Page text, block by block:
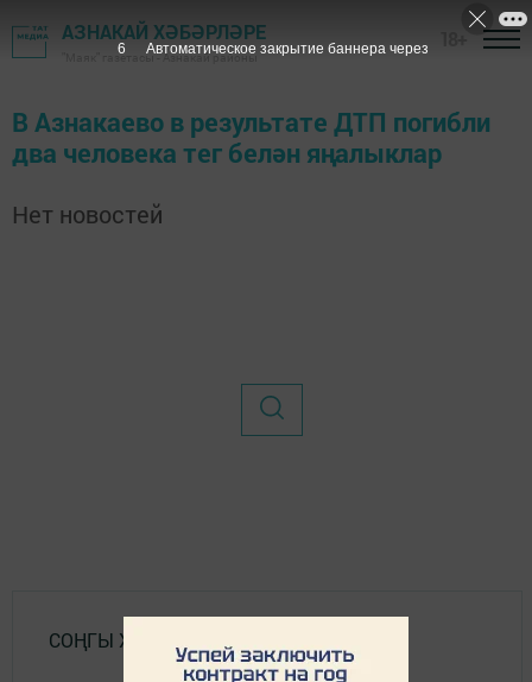
АЗНАКАЙ ХӘБӘРЛӘРЕ
"Маяк" газетасы - Азнакай районы
В Азнакаево в результате ДТП погибли
два человека тег белән яңалыклар
Нет новостей
СОҢГЫ ХӘБӘРЛӘР
6 Автоматическое закрытие баннера через